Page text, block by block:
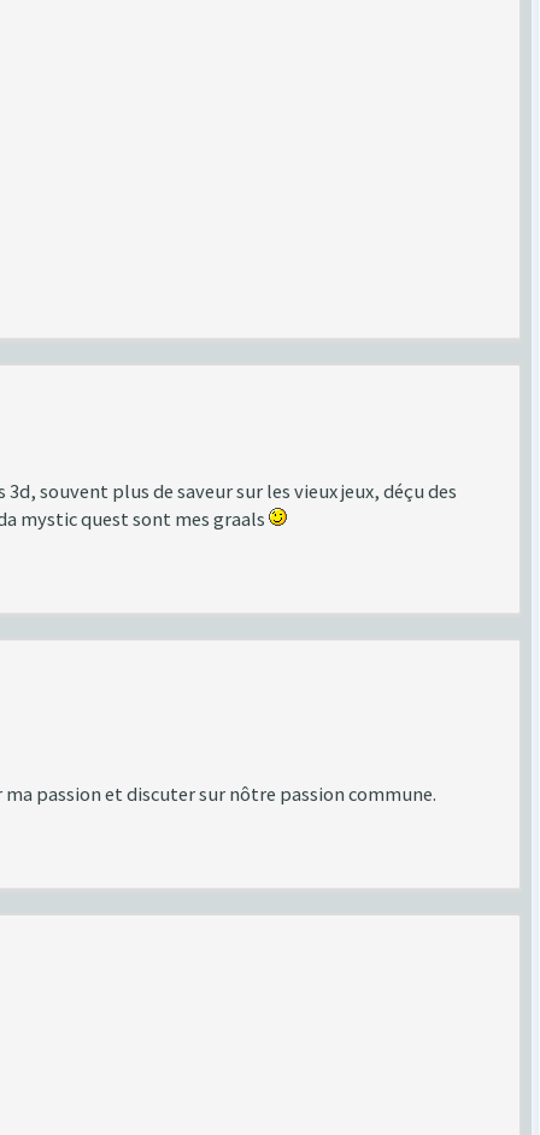
souvent plus de saveur sur les vieux jeux, déçu des
mystic quest sont mes graals
passion et discuter sur nôtre passion commune.